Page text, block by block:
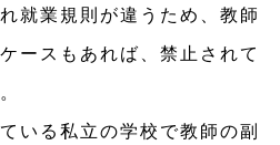
就業規則が違うため、教師
ースもあれば、禁止されて
いる私立の学校で教師の副